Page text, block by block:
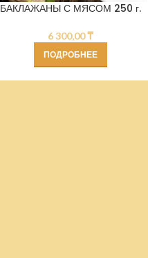
БАКЛАЖАНЫ С МЯСОМ 250 г.
6 300,00₸
ПОДРОБНЕЕ